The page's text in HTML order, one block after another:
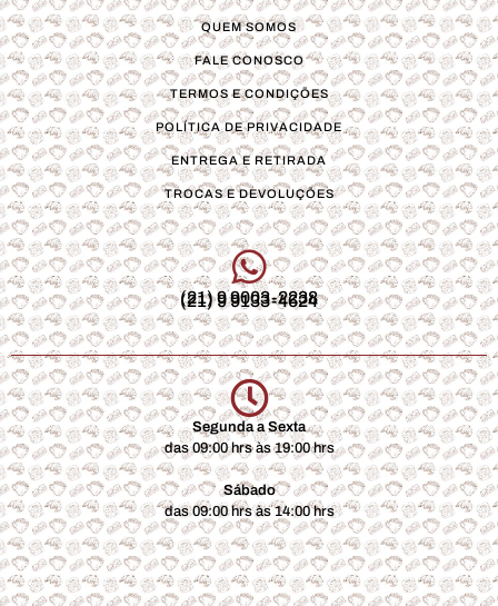
QUEM SOMOS
FALE CONOSCO
TERMOS E CONDIÇÕES
POLÍTICA DE PRIVACIDADE
ENTREGA E RETIRADA
TROCAS E DEVOLUÇÕES
(21) 9 9003-2238
(21) 9 9133-4624
Segunda a Sexta
das 09:00 hrs às 19:00 hrs
Sábado
das 09:00 hrs às 14:00 hrs